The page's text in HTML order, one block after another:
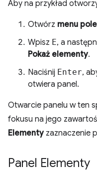
Aby na przykład
Otwórz menu
Wpisz E, a
Pokaż elementy.
Naciśnij Enter,
otwiera panel.
Otwarcie panelu w ten
fokusu na jego
Elementyzaznaczenie
Panel Elementy